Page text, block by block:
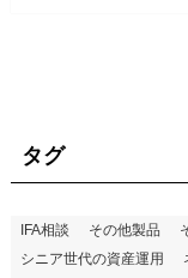
タグ
IFA相談 その他製品
シニア世代の資産運用